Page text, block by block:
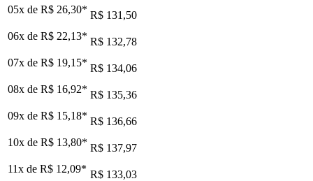
05x de R$ 26,30* R$ 131,50
06x de R$ 22,13* R$ 132,78
07x de R$ 19,15* R$ 134,06
08x de R$ 16,92* R$ 135,36
09x de R$ 15,18* R$ 136,66
10x de R$ 13,80* R$ 137,97
11x de R$ 12,09* R$ 133,03